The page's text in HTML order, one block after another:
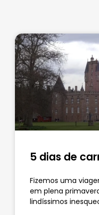
5 dias de
Fizemos uma
em plena
lindíssimos